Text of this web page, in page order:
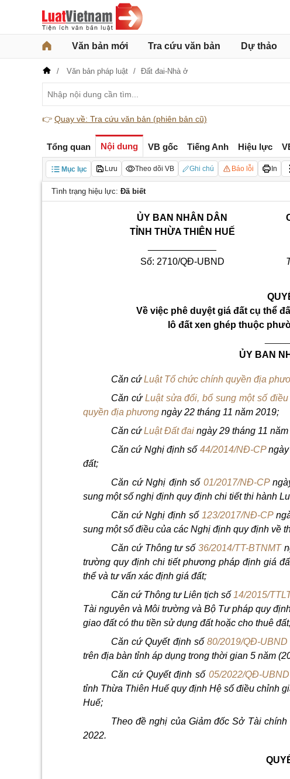
Văn bản mới Tra cứu văn bản Dự thảo
Văn bản pháp luật Đất đai-Nhà ở
👉 Quay về: Tra cứu văn bản (phiên bản cũ)
Tổng quan Nội dung VB gốc Tiếng Anh Hiệu lực
Mục lục Lưu Theo dõi VB Ghi chú Báo lỗi In
Tình trạng hiệu lực: Đã biết
ỦY BAN NHÂN DÂN
TỈNH THỪA THIÊN HUẾ
Số: 2710/QĐ-UBND
Về việc phê duyệt giá đất cụ thể
lô đất xen ghép thuộc
ỦY BAN
Căn cứLuật Tổ chức chính quyền địa
Căn cứ Luật sửa đổi, bổ sung một số
quyền địa phương ngày 22 tháng 11 năm 2019;
Căn cứLuật Đất đai ngày 29 tháng 11
Căn cứ Nghị định số 44/2014/NĐ-CPngày
đất;
Căn cứ Nghị định số 01/2017/NĐ-CP
sung một số nghị định quy định chi tiết thi hành
Căn cứ Nghị định số 123/2017/NĐ-CP
sung mộtsố điều của các Nghị định quy định về
Căn cứ Thông tư số 36/2014/TT-BTNMT
trường quy định chi tiết phương pháp định giá
thể và tư vấn xác định giá đất;
Căn cứ Thông tư Liên tịch số 14/2015/
Tài nguyên và Môi trường và Bộ Tư pháp quy
giao đất có thu tiền sử dụng đất hoặc cho thuê
Căn cứ Quyết định số 80/2019/QĐ-UBND
trên địa bàn tỉnh áp dụng trong thời gian 5 năm
Căn cứ Quyết định số 05/2022/QĐ-UBND
tỉnh Thừa Thiên Huế quy định Hệ số điều chỉnh
Huế;
Theo đề nghị của Giảm đốc Sở Tài
2022.